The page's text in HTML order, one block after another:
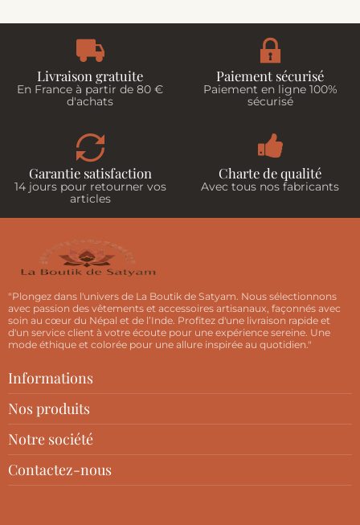
Livraison gratuite
En France à partir de 80 €
d'achats
Paiement sécurisé
Paiement en ligne 100%
sécurisé
Garantie satisfaction
14 jours pour retourner vos
articles
Charte de qualité
Avec tous nos fabricants
"Plongez dans l'univers de La Boutik de Satyam. Nous sélectionnons
avec passion des vêtements et accessoires artisanaux, façonnés avec
soin au cœur du Népal et de l’Inde. Profitez d'une livraison rapide et
d'un service client à votre écoute pour une expérience sereine. Une
mode éthique et colorée pour une allure inspirée au quotidien."
Informations
Nos produits
Notre société
Contactez-nous